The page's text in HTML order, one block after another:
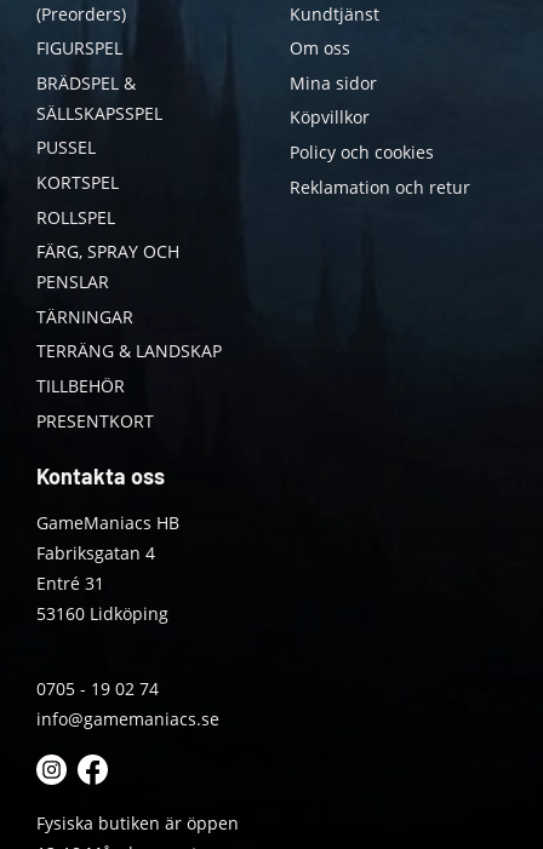
(Preorders)
FIGURSPEL
BRÄDSPEL &
SÄLLSKAPSSPEL
PUSSEL
KORTSPEL
ROLLSPEL
FÄRG, SPRAY OCH
PENSLAR
TÄRNINGAR
TERRÄNG & LANDSKAP
TILLBEHÖR
PRESENTKORT
Kundtjänst
Om oss
Mina sidor
Köpvillkor
Policy och cookies
Reklamation och retur
Kontakta oss
GameManiacs HB
Fabriksgatan 4
Entré 31
53160 Lidköping
0705 - 19 02 74
info@gamemaniacs.se
Fysiska butiken är öppen